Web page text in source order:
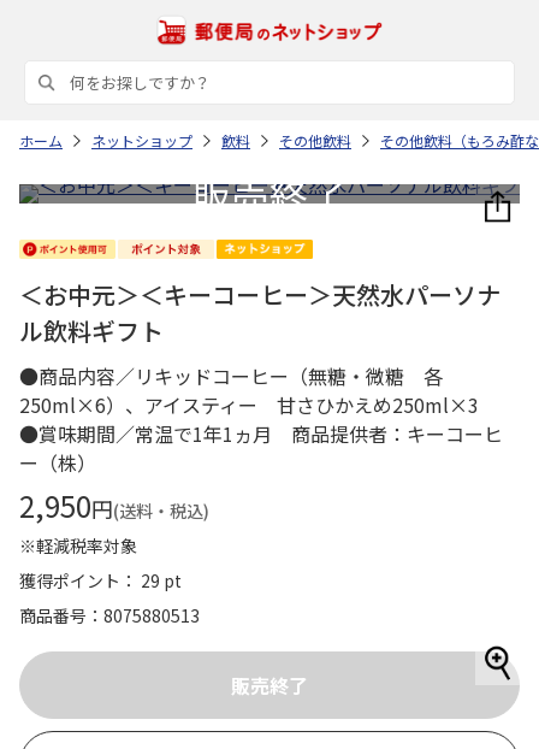
ホーム ネットショップ 飲料 その他飲料 その他飲料（もろみ酢
＜お中元＞＜キーコーヒー＞天然水パーソナ
ル飲料ギフト
●商品内容／リキッドコーヒー（無糖・微糖 各
250ml×6）、アイスティー 甘さひかえめ250ml×3
●賞味期間／常温で1年1ヵ月 商品提供者：キーコーヒ
ー（株）
2,950円(送料・税込)
※軽減税率対象
獲得ポイント： 29 pt
商品番号
8075880513